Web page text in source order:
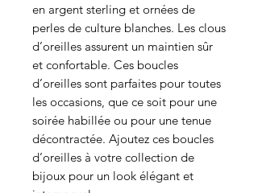
en argent sterling et ornées de
perles de culture blanches. Les clous
d’oreilles assurent un maintien sûr
et confortable. Ces boucles
d’oreilles sont parfaites pour toutes
les occasions, que ce soit pour une
soirée habillée ou pour une tenue
décontractée. Ajoutez ces boucles
d’oreilles à votre collection de
bijoux pour un look élégant et